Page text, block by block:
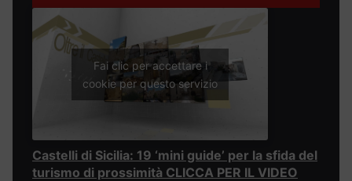
Fai clic per accettare i
cookie per questo servizio
Castelli di Sicilia: 19 ‘mini guide’ per la sfida del
turismo di prossimità CLICCA PER IL VIDEO